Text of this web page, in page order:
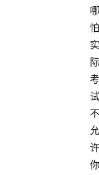
哪
怕
实
际
考
试
不
允
许
你